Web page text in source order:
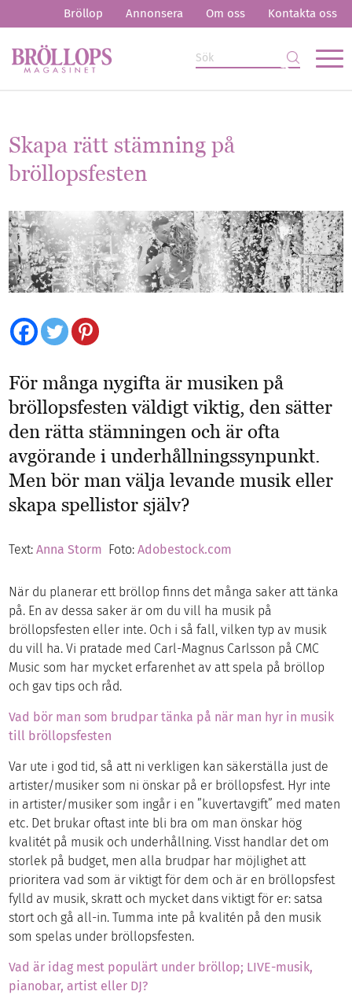
Bröllop Annonsera Om oss Kontakta oss
Skapa rätt stämning på
bröllopsfesten
För många nygifta är musiken på
bröllopsfesten väldigt viktig, den sätter
den rätta stämningen och är ofta
avgörande i underhållningssynpunkt.
Men bör man välja levande musik eller
skapa spellistor själv?
Text:Anna Storm Foto:Adobestock.com
När du planerar ett bröllop finns det många saker att tänka
på. En av dessa saker är om du vill ha musik på
bröllopsfesten eller inte. Och i så fall, vilken typ av musik
du vill ha. Vi pratade med Carl-Magnus Carlsson på CMC
Music som har mycket erfarenhet av att spela på bröllop
och gav tips och råd.
Vad bör man som brudpar tänka på när man hyr in musik
till bröllopsfesten
Var ute i god tid, så att ni verkligen kan säkerställa just de
artister/musiker som ni önskar på er bröllopsfest. Hyr inte
in artister/musiker som ingår i en ”kuvertavgift” med maten
etc. Det brukar oftast inte bli bra om man önskar hög
kvalitét på musik och underhållning. Visst handlar det om
storlek på budget, men alla brudpar har möjlighet att
prioritera vad som är viktigt för dem och är en bröllopsfest
fylld av musik, skratt och mycket dans viktigt för er: satsa
stort och gå all-in. Tumma inte på kvalitén på den musik
som spelas under bröllopsfesten.
Vad är idag mest populärt under bröllop; LIVE-musik,
pianobar, artist eller DJ?